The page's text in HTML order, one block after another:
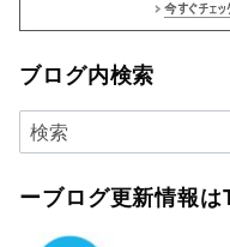
ブログ内検索
ーブログ更新情報